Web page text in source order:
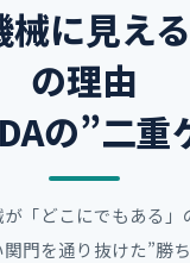
械に見え
の理由
の”二重
「どこにでもある」
門を通り抜けた”勝